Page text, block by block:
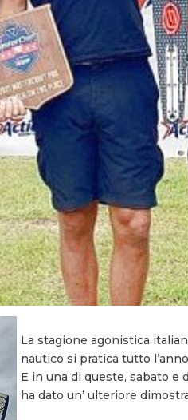
La stagione agonistica
nautico si pratica tutto
E in una di queste, sabato e
ha dato un’ ulteriore